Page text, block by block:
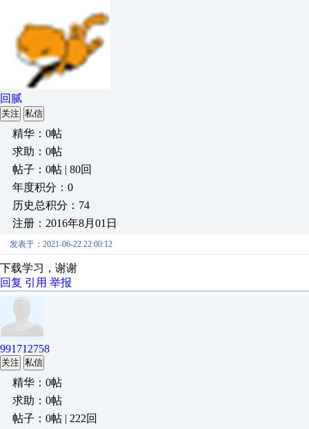
回腻
关注 私信
精华：0帖
求助：0帖
帖子：0帖 | 80回
年度积分：0
历史总积分：74
注册：2016年8月01日
发表于：2021-06-22 22:00:12
下载学习，谢谢
回复 引用 举报
991712758
关注 私信
精华：0帖
求助：0帖
帖子：0帖 | 222回